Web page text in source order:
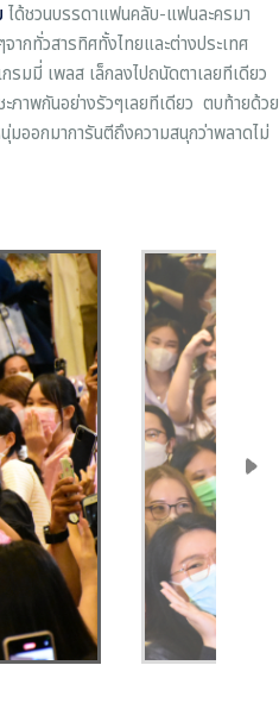
ได้ชวนบรรดาแฟนคลับ-แฟนละครมา
กทั่วสารทิศทั้งไทยและต่างประเทศ
มมี่ เพลส เล็กลงไปถนัดตาเลยทีเดียว
ภาพกันอย่างรัวๆเลยทีเดียว ตบท้ายด้วย
ออกมาการันตีถึงความสนุกว่าพลาดไม่